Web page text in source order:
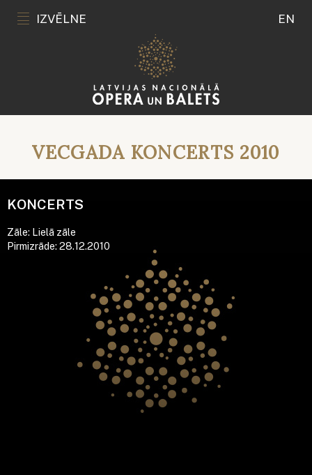
IZVĒLNE EN
VECGADA KONCERTS 2010
KONCERTS
Zāle: Lielā zāle
Pirmizrāde: 28.12.2010